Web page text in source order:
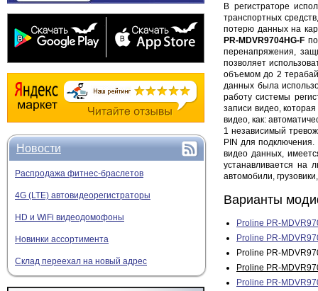
Новости
Распродажа фитнес-браслетов
4G (LTE) автовидеорегистраторы
HD и WiFi видеодомофоны
Новинки ассортимента
Склад переехал на новый адрес
В регистраторе
транспортных
потерю данных на
PR-MDVR9704HG-F
перенапряжения,
позволяет
объемом до 2
данных была
работу системы
записи видео,
видео, как:
1 независимый
PIN для
видео данных,
устанавливается на
автомобили,
Варианты
Proline PR-
Proline PR-
Proline PR-
Proline PR-
Proline PR-